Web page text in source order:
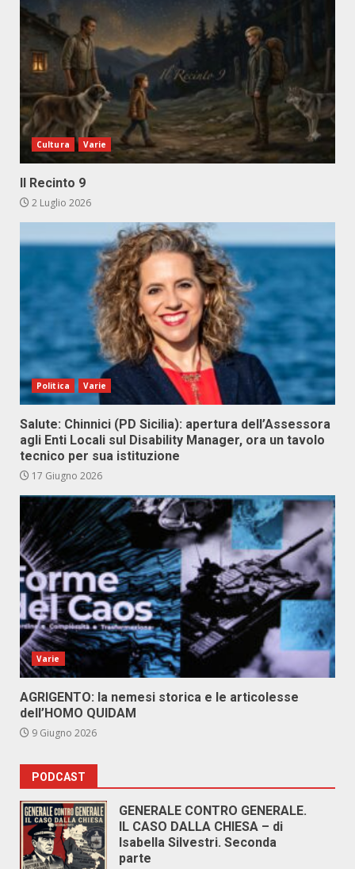
Cultura Varie
Il Recinto 9
2 Luglio 2026
Politica Varie
Salute: Chinnici (PD Sicilia): apertura dell’Assessora
agli Enti Locali sul Disability Manager, ora un tavolo
tecnico per sua istituzione
17 Giugno 2026
Varie
AGRIGENTO: la nemesi storica e le articolesse
dell’HOMO QUIDAM
9 Giugno 2026
PODCAST
GENERALE CONTRO GENERALE.
IL CASO DALLA CHIESA – di
Isabella Silvestri. Seconda
parte